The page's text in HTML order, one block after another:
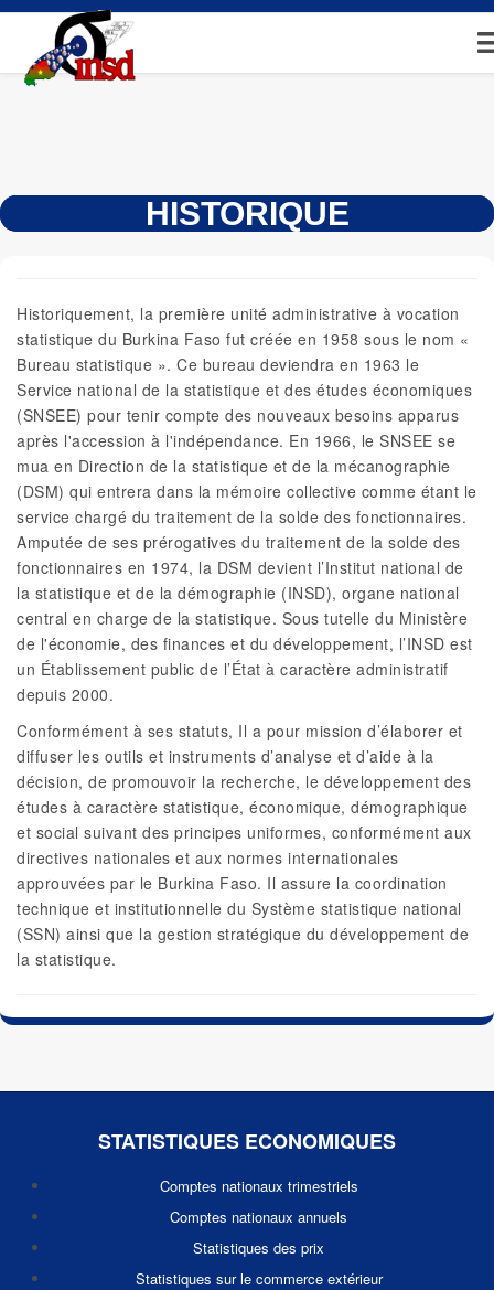
Aller
contenu
principal
HISTORIQUE
Historiquement, la première unité administrative à vocation
statistique du Burkina Faso fut créée en 1958 sous le nom «
Bureau statistique ». Ce bureau deviendra en 1963 le
Service national de la statistique et des études économiques
(SNSEE) pour tenir compte des nouveaux besoins apparus
après l'accession à l'indépendance. En 1966, le SNSEE se
mua en Direction de la statistique et de la mécanographie
(DSM) qui entrera dans la mémoire collective comme étant le
service chargé du traitement de la solde des fonctionnaires.
Amputée de ses prérogatives du traitement de la solde des
fonctionnaires en 1974, la DSM devient l’Institut national de
la statistique et de la démographie (INSD), organe national
central en charge de la statistique. Sous tutelle du Ministère
de l'économie, des finances et du développement, l’INSD est
un Établissement public de l’État à caractère administratif
depuis 2000.
Conformément à ses statuts, Il a pour mission d’élaborer et
diffuser les outils et instruments d’analyse et d’aide à la
décision, de promouvoir la recherche, le développement des
études à caractère statistique, économique, démographique
et social suivant des principes uniformes, conformément aux
directives nationales et aux normes internationales
approuvées par le Burkina Faso. Il assure la coordination
technique et institutionnelle du Système statistique national
(SSN) ainsi que la gestion stratégique du développement de
la statistique.
STATISTIQUES ECONOMIQUES
Comptes nationaux trimestriels
Comptes nationaux annuels
Statistiques des prix
Statistiques sur le commerce extérieur